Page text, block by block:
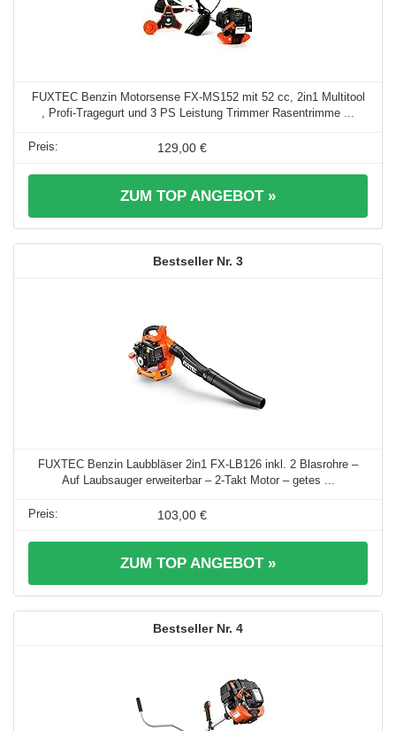
FUXTEC Benzin Motorsense FX-MS152 mit 52 cc, 2in1 Multitool
, Profi-Tragegurt und 3 PS Leistung Trimmer Rasentrimme ...
129,00 €
ZUM TOP ANGEBOT »
3
FUXTEC Benzin Laubbläser 2in1 FX-LB126 inkl. 2 Blasrohre –
Auf Laubsauger erweiterbar – 2-Takt Motor – getes ...
103,00 €
ZUM TOP ANGEBOT »
4